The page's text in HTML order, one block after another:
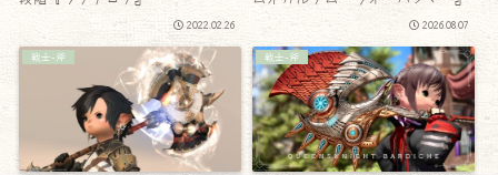
2022.02.26 2026.08.07
戦士-斧 戦士-斧